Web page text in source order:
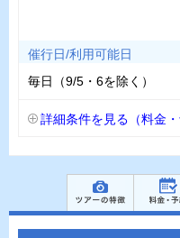
催行日/利用可能日
毎日（9/5・6を除く）
詳細条件を見る（料金